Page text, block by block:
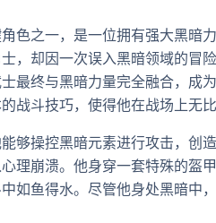
色之一，是一位拥有强大黑暗
，却因一次误入黑暗领域的冒
最终与黑暗力量完全融合，成
战斗技巧，使得他在战场上无比
够操控黑暗元素进行攻击，创
理崩溃。他身穿一套特殊的盔
如鱼得水。尽管他身处黑暗中